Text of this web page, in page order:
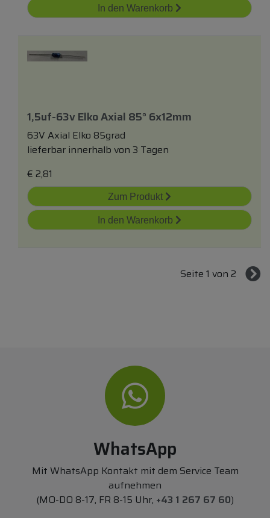
In den Warenkorb
1,5uf-63v Elko Axial 85° 6x12mm
63V Axial Elko 85grad
lieferbar innerhalb von 3 Tagen
€ 2,81
Zum Produkt
In den Warenkorb
Seite 1 von 2
WhatsApp
Mit WhatsApp Kontakt mit dem Service Team
aufnehmen
(MO-DO 8-17, FR 8-15 Uhr, +43 1 267 67 60)